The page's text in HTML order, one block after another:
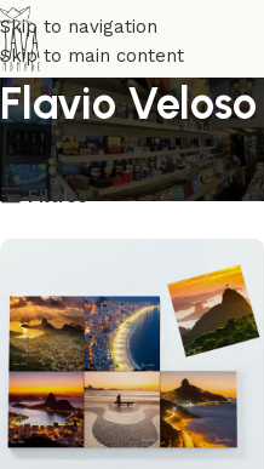
Skip to navigation
Skip to main content
Flavio Veloso
Início Artistas Flavio Veloso
Filtros